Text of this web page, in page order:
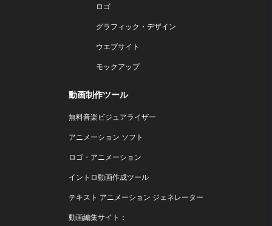
ロゴ
グラフィック・デザイン
ウエブサイト
モックアップ
動画制作ツール
無料音楽ビジュアライザー
アニメーション ソフト
ロゴ・アニメーション
イントロ動画作成ツール
テキスト アニメーション ジェネレーター
動画編集サイト：